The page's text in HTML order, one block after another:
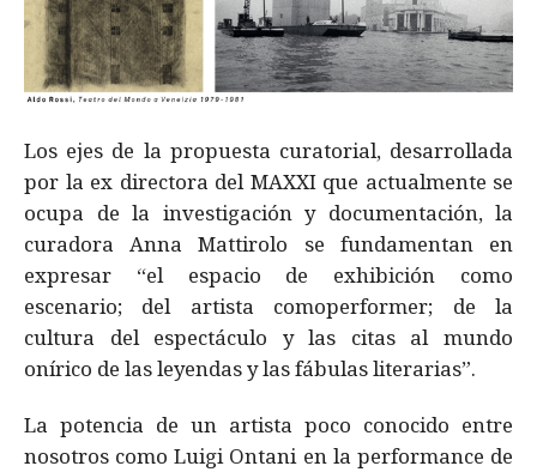
Los ejes de la propuesta curatorial, desarrollada
por la ex directora del MAXXI que actualmente se
ocupa de la investigación y documentación, la
curadora Anna Mattirolo se fundamentan en
expresar “el espacio de exhibición como
escenario; del artista comoperformer; de la
cultura del espectáculo y las citas al mundo
onírico de las leyendas y las fábulas literarias”.
La potencia de un artista poco conocido entre
nosotros como Luigi Ontani en la performance de